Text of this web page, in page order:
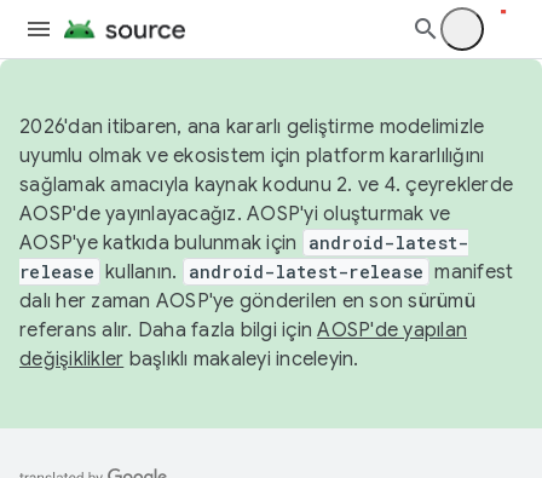
2026'dan itibaren, ana kararlı geliştirme modelimizle
uyumlu olmak ve ekosistem için platform kararlılığını
sağlamak amacıyla kaynak kodunu 2. ve 4. çeyreklerde
AOSP'de yayınlayacağız. AOSP'yi oluşturmak ve
AOSP'ye katkıda bulunmak için
android-latest-
release kullanın. android-latest-release manifest
dalı her zaman AOSP'ye gönderilen en son sürümü
referans alır. Daha fazla bilgi içinAOSP'de yapılan
değişiklikler başlıklı makaleyi inceleyin.